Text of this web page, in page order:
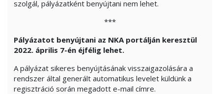
szolgál, pályázatként benyújtani nem lehet.
***
Pályázatot benyújtani az NKA portálján keresztül
2022. április 7-én éjfélig lehet.
A pályázat sikeres benyújtásának visszaigazolására a
rendszer által generált automatikus levelet küldünk a
regisztráció során megadott e-mail címre.